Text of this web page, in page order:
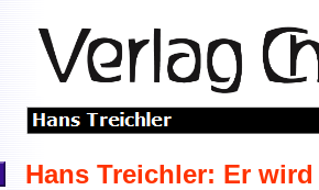
Hans Treichler: Er